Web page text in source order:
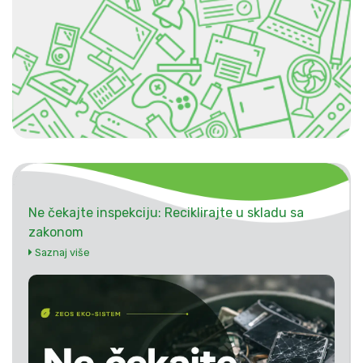
Ne čekajte inspekciju: Reciklirajte u skladu sa
zakonom
Saznaj više